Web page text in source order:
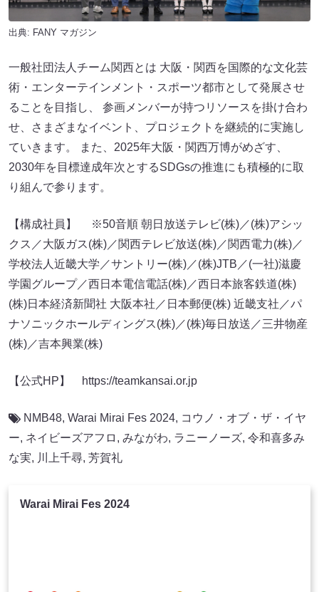
出典: FANY マガジン
一般社団法人チーム関西とは 大阪・関西を国際的な文化芸
術・エンターテインメント・スポーツ都市として発展させ
ることを目指し、 参画メンバーが持つリソースを掛け合わ
せ、さまざまなイベント、プロジェクトを継続的に実施し
ていきます。 また、2025年大阪・関西万博がめざす、
2030年を目標達成年次とするSDGsの推進にも積極的に取
り組んで参ります。
【構成社員】 ※50音順 朝日放送テレビ(株)／(株)アシッ
クス／大阪ガス(株)／関西テレビ放送(株)／関西電力(株)／
学校法人近畿大学／サントリー(株)／(株)JTB／(一社)滋慶
学園グループ／西日本電信電話(株)／西日本旅客鉄道(株)
(株)日本経済新聞社 大阪本社／日本郵便(株) 近畿支社／パ
ナソニックホールディングス(株)／(株)毎日放送／三井物産
(株)／吉本興業(株)
【公式HP】 https://teamkansai.or.jp
NMB48, Warai Mirai Fes 2024, コウノ・オブ・ザ・イヤ
ー, ネイビーズアフロ , みながわ, ラニーノーズ, 令和喜多み
な実, 川上千尋, 芳賀礼
Warai Mirai Fes 2024